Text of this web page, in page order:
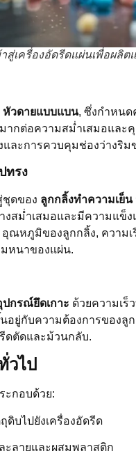
เครื่องอัดรีดแผ่นเพื่อผลิ
หัวดายแบบแบน, ซึ่งกำหนด
กต่อความสม่ำเสมอแล
ละการควบคุมช่องว่างริม
ทรง
ชุดของ ลูกกลิ้งทำความเย็น
งสม่ำเสมอและมีความแ
อุณหภูมิของลูกกลิ้ง, ความ
หนาของแผ่น.
ปกรณ์ยึดเกาะ ด้วยความเร็
ยู่กับความต้องการของลู
ดตัดและม้วนกลับ.
วไป
ะกอบด้วย:
ดิบไปยังเครื่องอัดรีด
ะลายและผสมพลาสติก